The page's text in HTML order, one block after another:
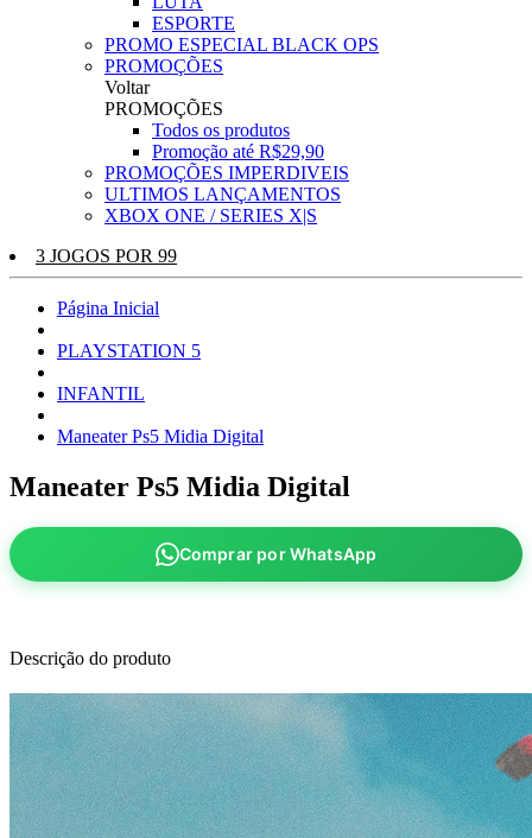
ESPORTE
PROMO ESPECIAL BLACK OPS
PROMOÇÕES
Voltar
PROMOÇÕES
Todos os produtos
Promoção até R$29,90
PROMOÇÕES IMPERDIVEIS
ULTIMOS LANÇAMENTOS
XBOX ONE / SERIES X|S
3 JOGOS POR 99
Página Inicial
PLAYSTATION 5
INFANTIL
Maneater Ps5 Midia Digital
Maneater Ps5 Midia Digital
Comprar por WhatsApp
Descrição do produto